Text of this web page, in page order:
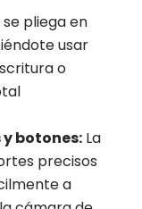
pliega en
usar
o
botones:La
precisos
a